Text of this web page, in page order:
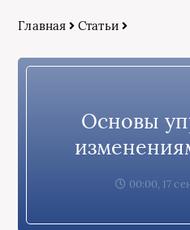
Главная Статьи
Основы
00:00, 17